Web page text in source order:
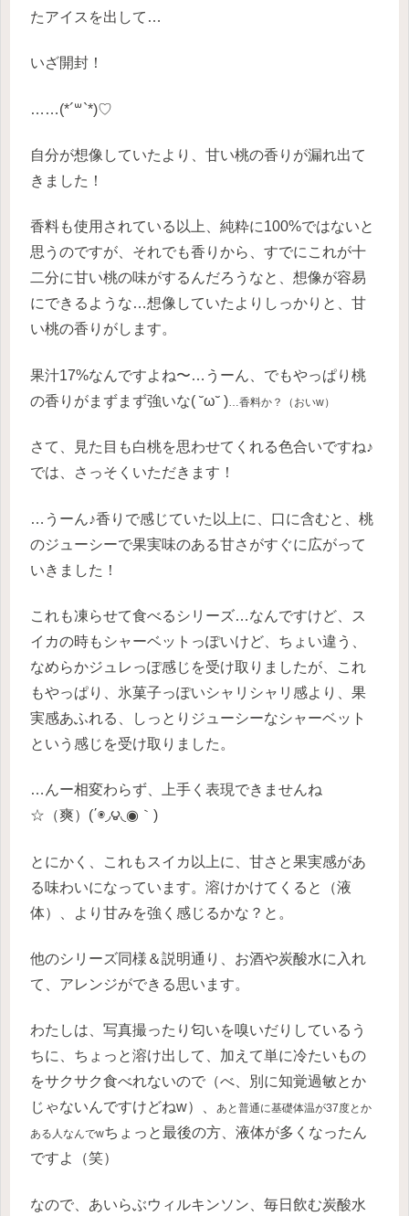
たアイスを出して…
いざ開封！
……(*´꒳`*)♡
自分が想像していたより、甘い桃の香りが漏れ出て
きました！
香料も使用されている以上、純粋に100%ではないと
思うのですが、それでも香りから、すでにこれが十
二分に甘い桃の味がするんだろうなと、想像が容易
にできるような…想像していたよりしっかりと、甘
い桃の香りがします。
果汁17%なんですよね〜…うーん、でもやっぱり桃
の香りがまずまず強いな( ˘ω˘ ) …香料か？（おいw）
さて、見た目も白桃を思わせてくれる色合いですね♪
では、さっそくいただきます！
…うーん♪香りで感じていた以上に、口に含むと、桃
のジューシーで果実味のある甘さがすぐに広がって
いきました！
これも凍らせて食べるシリーズ…なんですけど、ス
イカの時もシャーベットっぽいけど、ちょい違う、
なめらかジュレっぽ感じを受け取りましたが、これ
もやっぱり、氷菓子っぽいシャリシャリ感より、果
実感あふれる、しっとりジューシーなシャーベット
という感じを受け取りました。
…んー相変わらず、上手く表現できませんね
☆（爽）(΄◉◞౪◟◉｀)
とにかく、これもスイカ以上に、甘さと果実感があ
る味わいになっています。溶けかけてくると（液
体）、より甘みを強く感じるかな？と。
他のシリーズ同様＆説明通り、お酒や炭酸水に入れ
て、アレンジができる思います。
わたしは、写真撮ったり匂いを嗅いだりしているう
ちに、ちょっと溶け出して、加えて単に冷たいもの
をサクサク食べれないので（べ、別に知覚過敏とか
じゃないんですけどねw）、
あと普通に基礎体温が37度とか
ある人なんでwちょっと最後の方、液体が多くなったん
ですよ（笑）
なので、あいらぶウィルキンソン、毎日飲む炭酸水